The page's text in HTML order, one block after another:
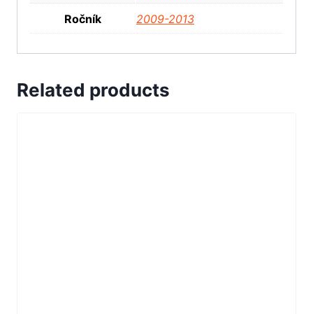
Ročník 2009-2013
Related products